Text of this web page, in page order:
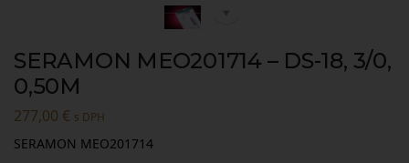
SERAMON MEO201714 – DS-18, 3/0,
0,50M
277,00 € s DPH
SERAMON MEO201714